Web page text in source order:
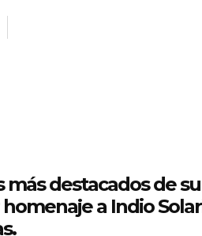
destacados de su
a Indio